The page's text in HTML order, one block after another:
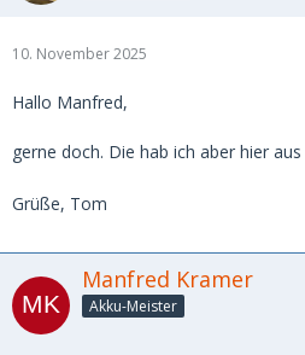
10. November 2025
Hallo Manfred,
gerne doch. Die hab ich aber hier
Grüße, Tom
Manfred Kramer
Akku-Meister